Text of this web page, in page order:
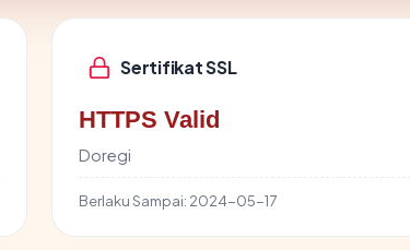
Sertifikat SSL
HTTPS Valid
Doregi
Berlaku Sampai: 2024-05-17